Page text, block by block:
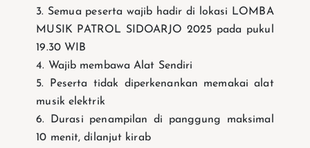
3. Semua peserta wajib hadir di lokasi LOMBA
MUSIK PATROL SIDOARJO 2025 pada pukul
19.30 WIB
4. Wajib membawa Alat Sendiri
5. Peserta tidak diperkenankan memakai alat
musik elektrik
6. Durasi penampilan di panggung maksimal
10 menit, dilanjut kirab